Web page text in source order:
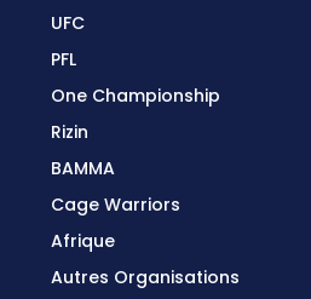
UFC
PFL
One Championship
Rizin
BAMMA
Cage Warriors
Afrique
Autres Organisations